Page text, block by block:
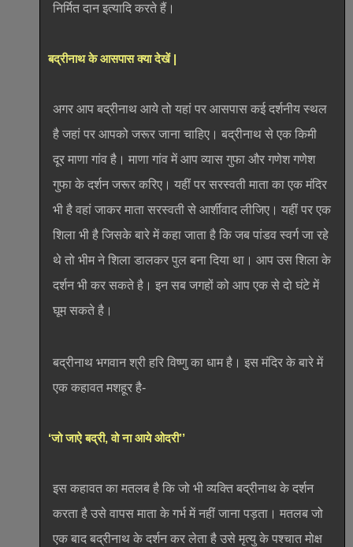
निर्मित दान इत्यादि करते हैं।
बद्रीनाथ के आसपास क्या देखें |
अगर आप बद्रीनाथ आये तो यहां पर आसपास कई दर्शनीय स्थल
है जहां पर आपको जरूर जाना चाहिए। बद्रीनाथ से एक किमी
दूर माणा गांव है। माणा गांव में आप व्यास गुफा और गणेश गणेश
गुफा के दर्शन जरूर करिए। यहीं पर सरस्वती माता का एक मंदिर
भी है वहां जाकर माता सरस्वती से आर्शीवाद लीजिए। यहीं पर एक
शिला भी है जिसके बारे में कहा जाता है कि जब पांडव स्वर्ग जा रहे
थे तो भीम ने शिला डालकर पुल बना दिया था। आप उस शिला के
दर्शन भी कर सकते है। इन सब जगहों को आप एक से दो घंटे में
घूम सकते है।
बद्रीनाथ भगवान श्री हरि विष्णु का धाम है। इस मंदिर के बारे में
एक कहावत मशहूर है-
‘जो जाऐ बद्री, वो ना आये ओदरी’’
इस कहावत का मतलब है कि जो भी व्यक्ति बद्रीनाथ के दर्शन
करता है उसे वापस माता के गर्भ में नहीं जाना पड़ता। मतलब जो
एक बाद बद्रीनाथ के दर्शन कर लेता है उसे मृत्यु के पश्चात मोक्ष